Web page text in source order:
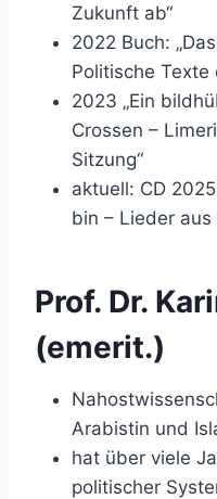
Zukunft ab“
2022 Buch:
Politische Texte
2023 „Ein
Crossen –
Sitzung“
aktuell: CD
bin – Lieder
Prof. Dr.
(emerit.)
Arabistin und
hat über viele
politischer